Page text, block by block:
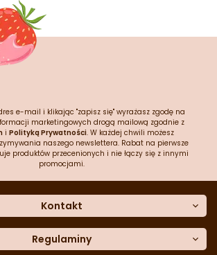
e-mail i klikając "zapisz się" wyrażasz zgodę na
marketingowych drogą mailową zgodnie z
i Polityką Prywatności. W każdej chwili możesz
naszego newslettera. Rabat na pierwsze
produktów przecenionych i nie łączy się z innymi
promocjami.
Kontakt
Dane kontaktowe
Regulaminy